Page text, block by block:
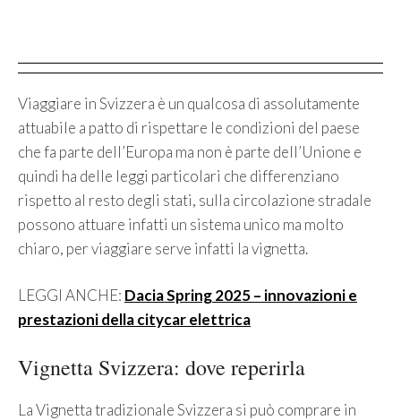
Viaggiare in Svizzera è un qualcosa di assolutamente
attuabile a patto di rispettare le condizioni del paese
che fa parte dell’Europa ma non è parte dell’Unione e
quindi ha delle leggi particolari che differenziano
rispetto al resto degli stati, sulla circolazione stradale
possono attuare infatti un sistema unico ma molto
chiaro, per viaggiare serve infatti la vignetta.
LEGGI ANCHE: Dacia Spring 2025 – innovazioni e
prestazioni della citycar elettrica
Vignetta Svizzera: dove reperirla
La Vignetta tradizionale Svizzera si può comprare in